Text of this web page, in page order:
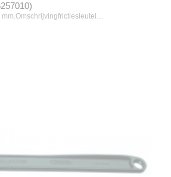
mm.Omschrijvingfrictiesleutel…